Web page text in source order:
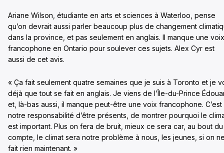
Ariane Wilson, étudiante en arts et sciences à Waterloo, pense
qu’on devrait aussi parler beaucoup plus de changement
dans la province, et pas seulement en anglais. Il manque une voix
francophone en Ontario pour soulever ces sujets. Alex Cyr est
aussi de cet avis.
« Ça fait seulement quatre semaines que je suis à Toronto et je
déjà que tout se fait en anglais. Je viens de l’Île-du-Prince
et, là-bas aussi, il manque peut-être une voix francophone. C’est
notre responsabilité d’être présents, de montrer pourquoi le
est important. Plus on fera de bruit, mieux ce sera car, au bout du
compte, le climat sera notre problème à nous, les jeunes, si on
fait rien maintenant. »